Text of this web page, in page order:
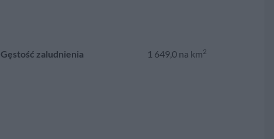
Gęstość zaludnienia 1 649,0 na km2